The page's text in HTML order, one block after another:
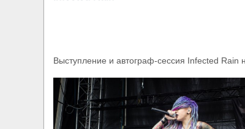
Выступление и автограф-сессия Infected Rain